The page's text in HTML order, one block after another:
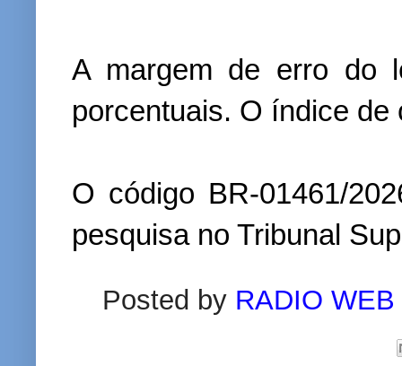
A margem de erro do
porcentuais. O índice de
O código BR-01461/
pesquisa no Tribunal
Posted by RADIO